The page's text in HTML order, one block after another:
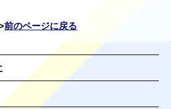
前のページに戻る